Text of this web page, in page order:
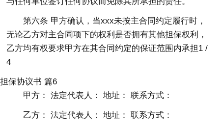
第六条 甲方确认，当xxx未按主合同约定履行时，
无论乙方对主合同项下的权利是否拥有其他担保权利，
乙方均有权要求甲方在其合同约定的保证范围内承担1 /
4
担保协议书 篇6
甲方： 法定代表人： 地址： 联系方式：
乙方： 法定代表人： 地址： 联系方式：